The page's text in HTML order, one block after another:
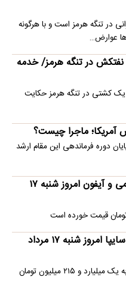
در تنگه هرمز است و با هرگونه
عوارض…
در تنگه هرمز/ خدمه
یک کشتی در تنگه هرمز حکایت
آمریکا؛ ماجرا چیست؟
دوره فرماندهی این مقام ارشد
قیمت گوشی سامسونگ، شیائومی و آیفون امروز شنبه ۱۷
قیمت محصولات ایران‌خودرو و سایپا امروز شنبه ۱۷ مرداد
کف قیمت ارزان‌ترین سواری در بازار آزاد به یک میلیارد و ۲۱۵ میلیون تومان